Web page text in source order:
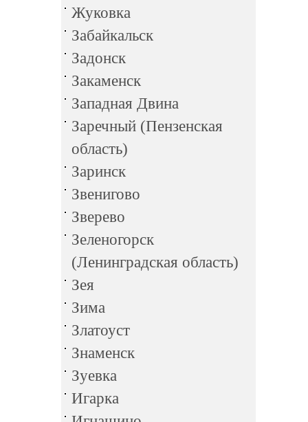
Жуковка
Забайкальск
Задонск
Закаменск
Западная Двина
Заречный (Пензенская
область)
Заринск
Звенигово
Зверево
Зеленогорск
(Ленинградская область)
Зея
Зима
Златоуст
Знаменск
Зуевка
Игарка